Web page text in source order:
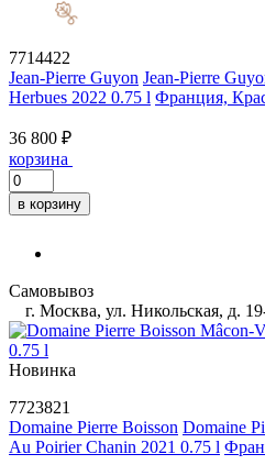
7714422
Jean-Pierre Guyon Jean-Pierre
Herbues 2022 0.75 l Франция,
36 800 ₽
корзина
в корзину
Самовывоз
г. Москва, ул. Никольская, д.
Новинка
7723821
Domaine Pierre Boisson Domaine
Au Poirier Chanin 2021 0.75 l